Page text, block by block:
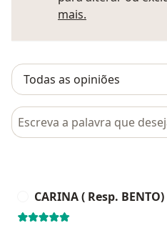
mais.
Pesquisar em opiniões
CARINA ( Resp. BENTO)